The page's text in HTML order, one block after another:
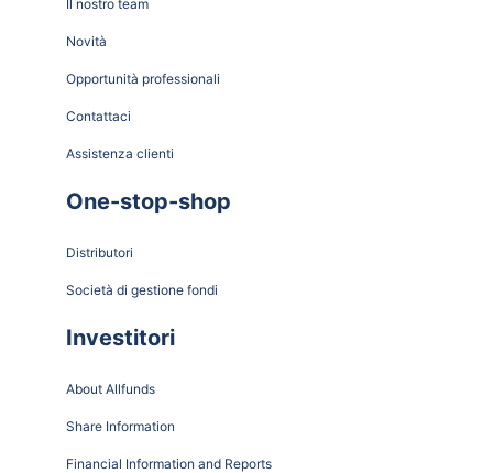
Il nostro team
Novità
Opportunità professionali
Contattaci
Assistenza clienti
One-stop-shop
Distributori
Società di gestione fondi
Investitori
About Allfunds
Share Information
Financial Information and Reports